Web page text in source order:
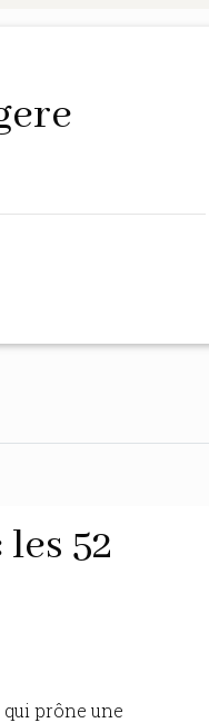
52
prône une